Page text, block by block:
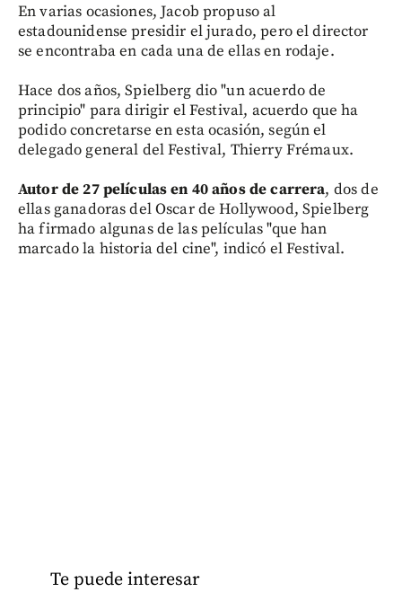
En varias ocasiones, Jacob propuso al
estadounidense presidir el jurado, pero el director
se encontraba en cada una de ellas en rodaje.
Hace dos años, Spielberg dio "un acuerdo de
principio" para dirigir el Festival, acuerdo que ha
podido concretarse en esta ocasión, según el
delegado general del Festival, Thierry Frémaux.
Autor de 27 películas en 40 años de carrera, dos de
ellas ganadoras del Oscar de Hollywood, Spielberg
ha firmado algunas de las películas "que han
marcado la historia del cine", indicó el Festival.
Te puede interesar